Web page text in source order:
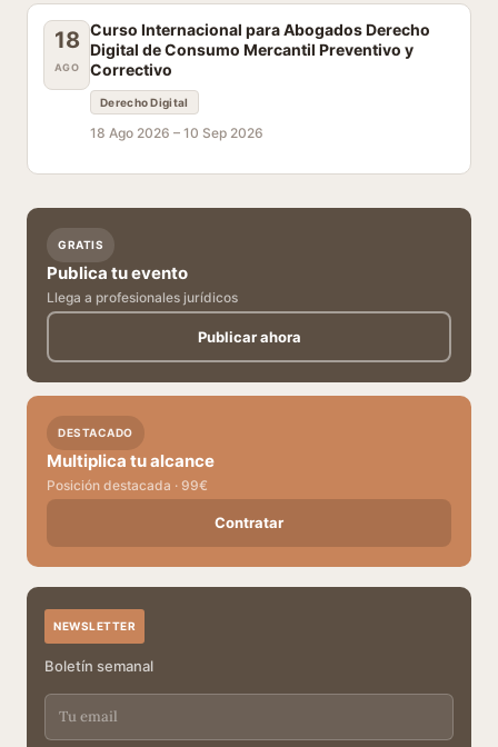
18
AGO
Curso Internacional para Abogados Derecho
Digital de Consumo Mercantil Preventivo y
Correctivo
Derecho Digital
18 Ago 2026 – 10 Sep 2026
GRATIS
Publica tu evento
Llega a profesionales jurídicos
Publicar ahora
DESTACADO
Multiplica tu alcance
Posición destacada · 99€
Contratar
NEWSLETTER
Boletín semanal